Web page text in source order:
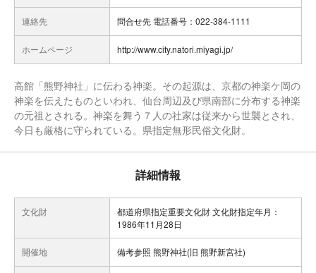
連絡先 問合せ先 電話番号：022-384-1111
ホームページ http://www.city.natori.miyagi.jp/
高館「熊野神社」に伝わる神楽。その起源は、京都の神楽ケ岡の
神楽を伝えたものといわれ、仙台周辺及び県南部に分布する神楽
の元祖とされる。神楽を舞う７人の社家は従来から世襲とされ、
今日も厳格に守られている。県指定無形民俗文化財。
詳細情報
文化財
都道府県指定重要文化財 文化財指定年月：
1986年11月28日
開催地 備考参照 熊野神社(旧 熊野新宮社)